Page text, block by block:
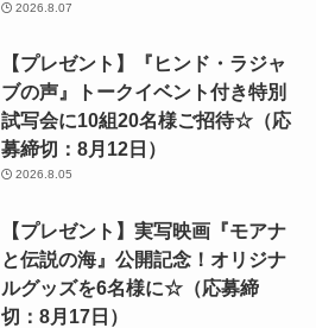
2026.8.07
【プレゼント】『ヒンド・ラジャ
ブの声』トークイベント付き特別
試写会に10組20名様ご招待☆（応
募締切：8月12日）
2026.8.05
【プレゼント】実写映画『モアナ
と伝説の海』公開記念！オリジナ
ルグッズを6名様に☆（応募締
切：8月17日）